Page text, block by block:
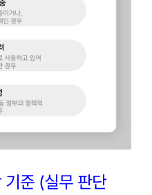
준 (실무 판단